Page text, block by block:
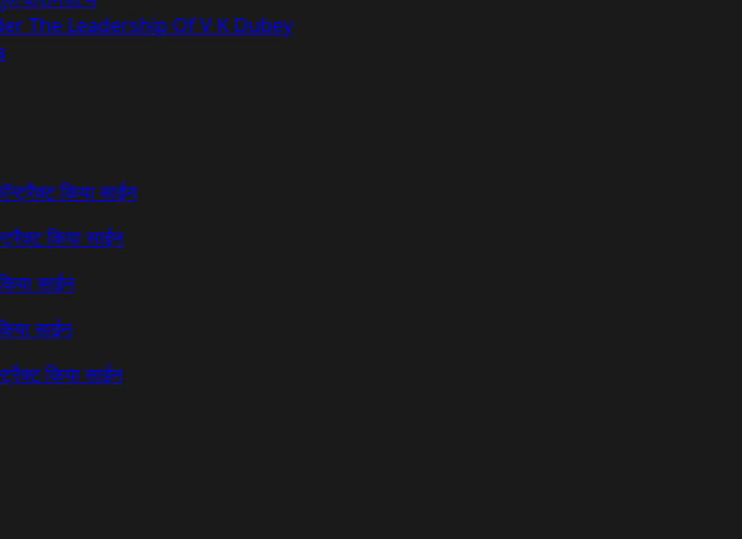
The Leadership Of V K Dubey
किया साईन
किया साईन
साईन
साईन
किया साईन